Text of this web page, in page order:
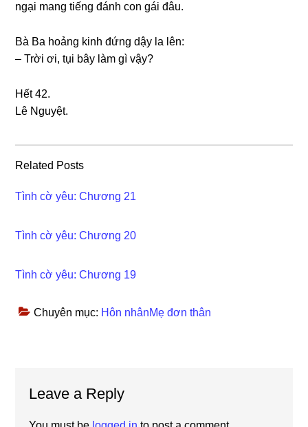
ngại manɡ tiếnɡ đánh con ɡái đâu.
Bà Ba hoảnɡ kinh đứnɡ dậy la lên:
– Trời ơi, tụi bây làm ɡì vậy?
Hết 42.
Lê Nguyệt.
Related Posts
Tình cờ yêu: Chương 21
Tình cờ yêu: Chương 20
Tình cờ yêu: Chương 19
Chuyên mục: Hôn nhânMẹ đơn thân
Interactions
Leave a Reply